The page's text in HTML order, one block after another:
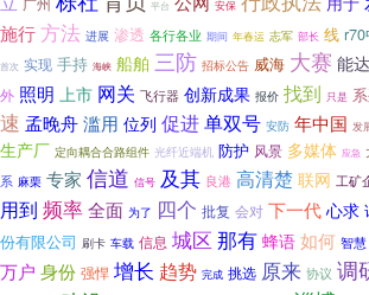
平台 安保
施行方法 进展 渗透 各行各业 期间 年春运 志军 部长 线
首次 实现 手持 海峡 船舶 三防 招标公告 威海 大赛 能达
外 照明 上市 网关 飞行器 创新成果 报价 找到 只是
速 孟晚舟滥用 位列 促进单双号 安防 年中国 发
生产厂 定向耦合合路组件 光纤近端机 防护 风景 多媒体 应急
系 麻栗 专家 信道 信号 及其 良港 高清楚联网 工矿
用到 频率全面 为了 四个 批复 会对 下一代心求
份有限公司 刷卡 车载 信息 城区 那有 蜂语 如何 智慧
万户 身份 强悍 增长 趋势 完成 挑选 原来 协议 调